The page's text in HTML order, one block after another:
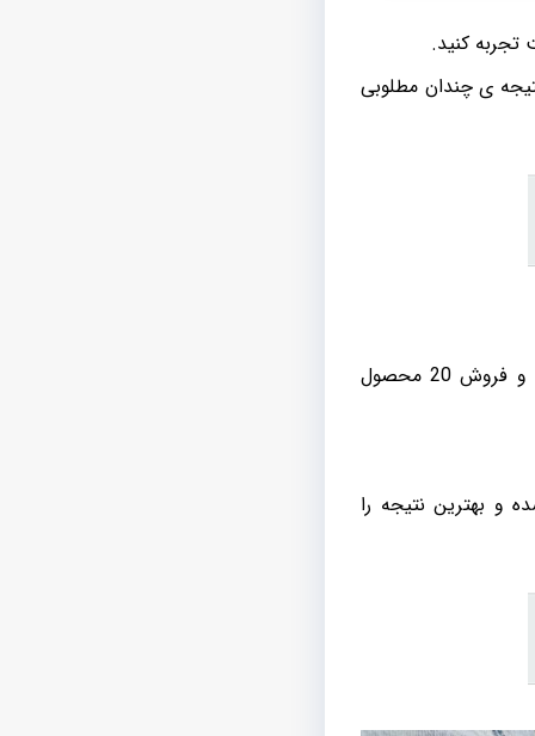
تجربه کنید.
ی چندان مطلوبی
کیفیت نتیجه در خرید و فروش 5 عدد محصول جذاب و باکیفیت ممکن است با خرید و فروش 20 محصول
و بهترین نتیجه را